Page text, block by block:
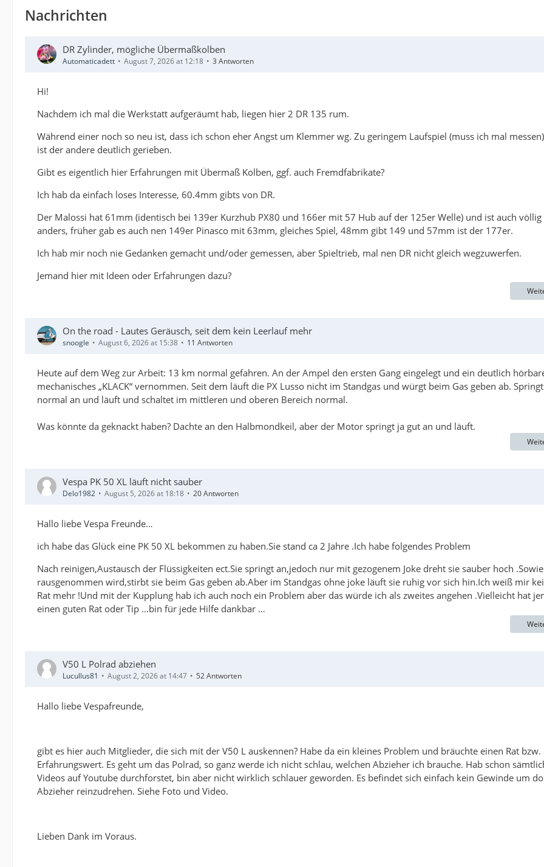
Nachrichten
DR Zylinder, mögliche Übermaßkolben
Automaticadett August 7, 2026 at 12:18 3 Antworten
Hi!
Nachdem ich mal die Werkstatt aufgeräumt hab, liegen hier 2 DR 135 rum.
Während einer noch so neu ist, dass ich schon eher Angst um Klemmer wg. Zu geringem Laufspiel (muss ich mal
ist der andere deutlich gerieben.
Gibt es eigentlich hier Erfahrungen mit Übermaß Kolben, ggf. auch Fremdfabrikate?
Ich hab da einfach loses Interesse, 60.4mm gibts von DR.
Der Malossi hat 61mm (identisch bei 139er Kurzhub PX80 und 166er mit 57 Hub auf der 125er Welle) und ist auch völlig
anders, früher gab es auch nen 149er Pinasco mit 63mm, gleiches Spiel, 48mm gibt 149 und 57mm ist der 177er.
Ich hab mir noch nie Gedanken gemacht und/oder gemessen, aber Spieltrieb, mal nen DR nicht gleich wegzuwerfen.
Jemand hier mit Ideen oder Erfahrungen dazu?
On the road - Lautes Geräusch, seit dem kein Leerlauf mehr
snoogle August 6, 2026 at 15:38 11 Antworten
Heute auf dem Weg zur Arbeit: 13 km normal gefahren. An der Ampel den ersten Gang eingelegt und ein deutlich
mechanisches „KLACK“ vernommen. Seit dem läuft die PX Lusso nicht im Standgas und würgt beim Gas geben ab.
normal an und läuft und schaltet im mittleren und oberen Bereich normal.
Was könnte da geknackt haben? Dachte an den Halbmondkeil, aber der Motor springt ja gut an und läuft.
Vespa PK 50 XL läuft nicht sauber
Delo1982 August 5, 2026 at 18:18 20 Antworten
Hallo liebe Vespa Freunde…
ich habe das Glück eine PK 50 XL bekommen zu haben.Sie stand ca 2 Jahre .Ich habe folgendes Problem
Nach reinigen,Austausch der Flüssigkeiten ect.Sie springt an,jedoch nur mit gezogenem Joke dreht sie sauber hoch
rausgenommen wird,stirbt sie beim Gas geben ab.Aber im Standgas ohne joke läuft sie ruhig vor sich hin.Ich weiß mir
Rat mehr !Und mit der Kupplung hab ich auch noch ein Problem aber das würde ich als zweites angehen .Vielleicht hat
einen guten Rat oder Tip …bin für jede Hilfe dankbar …
V50 L Polrad abziehen
Lucullus81 August 2, 2026 at 14:47 52 Antworten
Hallo liebe Vespafreunde,
gibt es hier auch Mitglieder, die sich mit der V50 L auskennen? Habe da ein kleines Problem und bräuchte einen Rat bzw.
Erfahrungswert. Es geht um das Polrad, so ganz werde ich nicht schlau, welchen Abzieher ich brauche. Hab schon
Videos auf Youtube durchforstet, bin aber nicht wirklich schlauer geworden. Es befindet sich einfach kein Gewinde um
Abzieher reinzudrehen. Siehe Foto und Video.
Lieben Dank im Voraus.